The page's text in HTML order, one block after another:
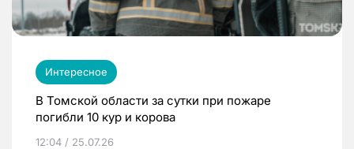
Интересное
В Томской области за сутки при пожаре
погибли 10 кур и корова
12:04 / 25.07.26